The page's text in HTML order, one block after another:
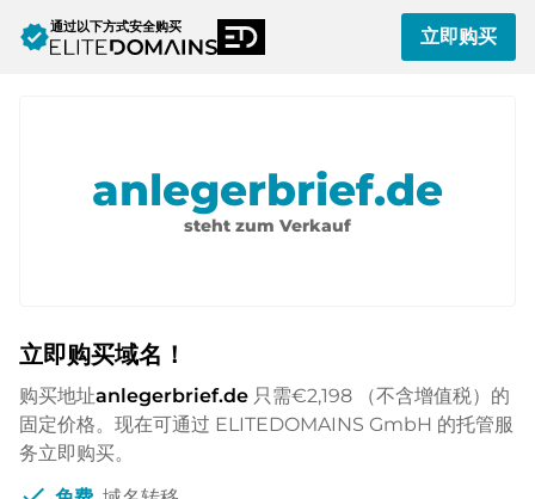
verified通过以下方式安全购买 立即购买
anlegerbrief.de
steht zum Verkauf
立即购买域名！
购买地址anlegerbrief.de 只需€2,198
（不含增值税）的
固定价格。现在可通过 ELITEDOMAINS GmbH 的托管服
务立即购买。